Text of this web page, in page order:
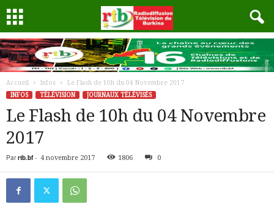
Accueil Infos
Le Flash de 10h du 04 Novembre 2017
INFOS
TÉLÉVISION JOURNAUX TÉLÉVISÉS
Le Flash de 10h du 04 Novembre
2017
Par rtb.bf- 4 novembre 2017 1806 0